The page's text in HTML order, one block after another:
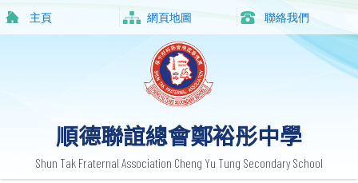
順德聯誼總會鄭裕彤中學
Shun Tak Fraternal Association Cheng Yu Tung Secondary School
主頁 網頁地圖 聯絡我們